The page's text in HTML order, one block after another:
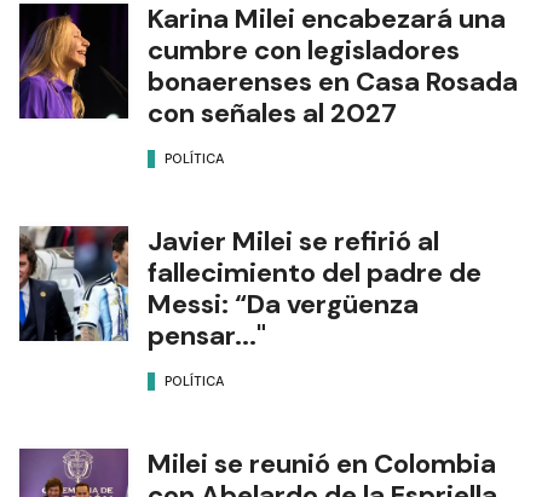
Karina Milei encabezará una
cumbre con legisladores
bonaerenses en Casa Rosada
con señales al 2027
POLÍTICA
Javier Milei se refirió al
fallecimiento del padre de
Messi: “Da vergüenza
pensar..."
POLÍTICA
Milei se reunió en Colombia